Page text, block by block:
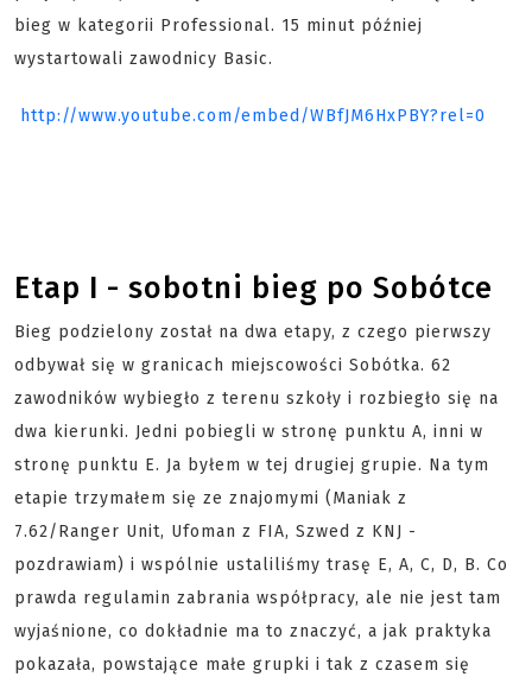
bieg w kategorii Professional. 15 minut później
wystartowali zawodnicy Basic.
http://www.youtube.com/embed/WBfJM6HxPBY?rel=0
Etap I - sobotni bieg po Sobótce
Bieg podzielony został na dwa etapy, z czego pierwszy
odbywał się w granicach miejscowości Sobótka. 62
zawodników wybiegło z terenu szkoły i rozbiegło się na
dwa kierunki. Jedni pobiegli w stronę punktu A, inni w
stronę punktu E. Ja byłem w tej drugiej grupie. Na tym
etapie trzymałem się ze znajomymi (Maniak z
7.62/Ranger Unit, Ufoman z FIA, Szwed z KNJ -
pozdrawiam) i wspólnie ustaliliśmy trasę E, A, C, D, B. Co
prawda regulamin zabrania współpracy, ale nie jest tam
wyjaśnione, co dokładnie ma to znaczyć, a jak praktyka
pokazała, powstające małe grupki i tak z czasem się